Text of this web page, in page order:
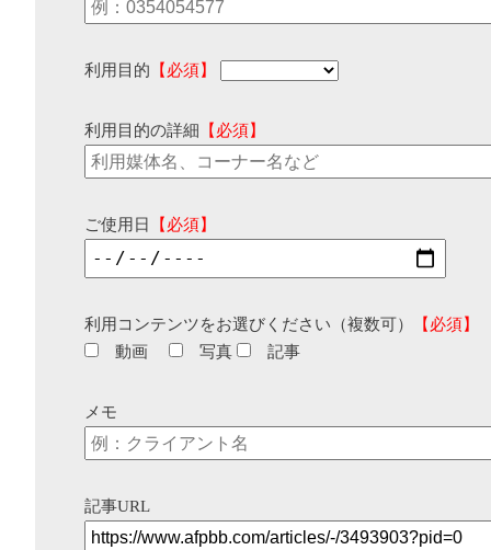
利用目的 【必須】
利用目的の詳細 【必須】
ご使用日 【必須】
利用コンテンツをお選びください（複数可）
【必須】
動画
写真 記事
メモ
記事URL